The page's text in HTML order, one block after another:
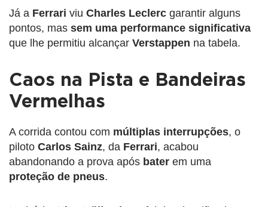
Já a Ferrari viu Charles Leclerc garantir alguns
pontos, mas sem uma performance significativa
que lhe permitiu alcançar Verstappen na tabela.
Caos na Pista e Bandeiras
Vermelhas
A corrida contou com múltiplas interrupções, o
piloto Carlos Sainz, da Ferrari, acabou
abandonando a prova após bater em uma
proteção de pneus.